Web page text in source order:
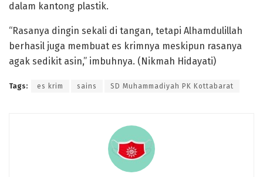
dalam kantong plastik.
“Rasanya dingin sekali di tangan, tetapi Alhamdulillah
berhasil juga membuat es krimnya meskipun rasanya
agak sedikit asin,” imbuhnya. (Nikmah Hidayati)
Tags: es krim sains SD Muhammadiyah PK Kottabarat